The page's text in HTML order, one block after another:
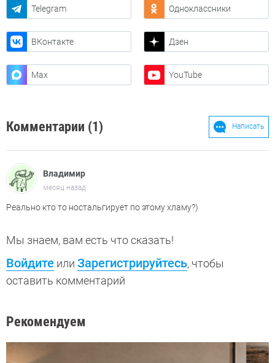
Telegram Одноклассники
ВКонтакте Дзен
Max YouTube
Комментарии (1) Написать
Владимир
месяц назад
Реально кто то ностальгирует по этому хламу?)
Мы знаем, вам есть что сказать!
Войдите или Зарегистрируйтесь, чтобы
оставить комментарий
Рекомендуем